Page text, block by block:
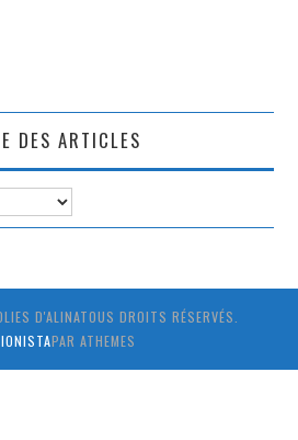
DES ARTICLES
D'ALINATOUS DROITS RÉSERVÉS.
PAR ATHEMES